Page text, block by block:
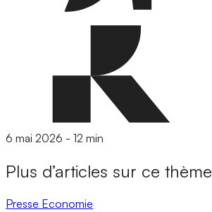
6 mai 2026 - 12 min
Plus d’articles sur ce thème
Presse Economie